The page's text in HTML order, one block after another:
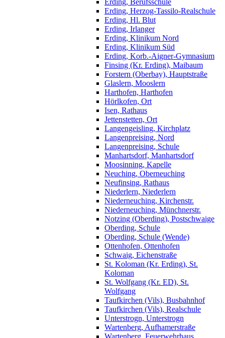
Erding, Berufsschule
Erding, Herzog-Tassilo-Realschule
Erding, Hl. Blut
Erding, Irlanger
Erding, Klinikum Nord
Erding, Klinikum Süd
Erding, Korb.-Aigner-Gymnasium
Finsing (Kr. Erding), Maibaum
Forstern (Oberbay), Hauptstraße
Glaslern, Mooslern
Harthofen, Harthofen
Hörlkofen, Ort
Isen, Rathaus
Jettenstetten, Ort
Langengeisling, Kirchplatz
Langenpreising, Nord
Langenpreising, Schule
Manhartsdorf, Manhartsdorf
Moosinning, Kapelle
Neuching, Oberneuching
Neufinsing, Rathaus
Niederlern, Niederlern
Niederneuching, Kirchenstr.
Niederneuching, Münchnerstr.
Notzing (Oberding), Postschwaige
Oberding, Schule
Oberding, Schule (Wende)
Ottenhofen, Ottenhofen
Schwaig, Eichenstraße
St. Koloman (Kr. Erding), St.
Koloman
St. Wolfgang (Kr. ED), St.
Wolfgang
Taufkirchen (Vils), Busbahnhof
Taufkirchen (Vils), Realschule
Unterstrogn, Unterstrogn
Wartenberg, Aufhamerstraße
Wartenberg, Feuerwehrhaus